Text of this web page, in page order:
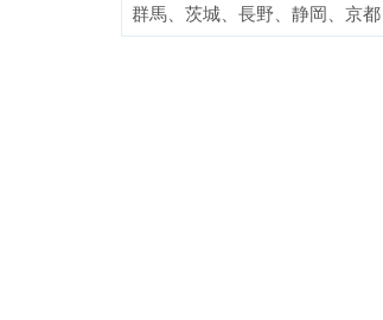
群馬、茨城、長野、静岡、京都